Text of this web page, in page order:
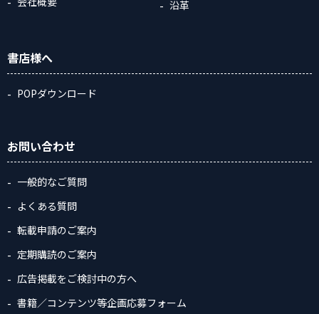
沿革
書店様へ
POPダウンロード
お問い合わせ
一般的なご質問
よくある質問
転載申請のご案内
定期購読のご案内
広告掲載をご検討中の方へ
書籍／コンテンツ等企画応募フォーム